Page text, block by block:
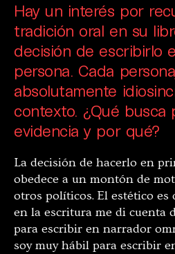
Hay un interés por
tradición oral en su
decisión de escribirlo
persona. Cada
absolutamente
contexto. ¿Qué busca
evidencia y por qué?
La decisión de hacerlo en
obedece a un montón de
otros políticos. El estético es
en la escritura me di cuenta
para escribir en narrador
soy muy hábil para escribir